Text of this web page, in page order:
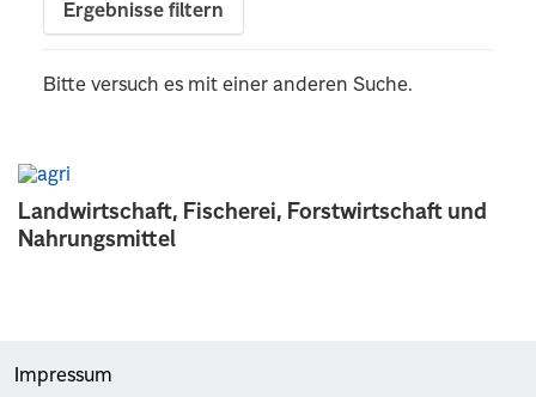
Landwirtschaft, Fischerei, Forstwirtschaft und
Nahrungsmittel
Ergebnisse filtern
Bitte versuch es mit einer anderen Suche.
Impressum